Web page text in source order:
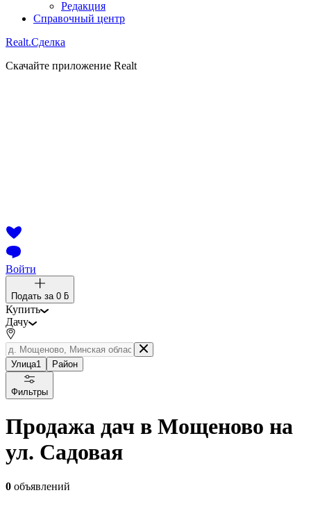
Редакция
Справочный центр
Realt.Сделка
Скачайте приложение Realt
Войти
Подать за 0 ƃ
Купить
Дачу
Улица1 Район
Фильтры
Продажа дач в Мощеново на
ул. Садовая
0 объявлений